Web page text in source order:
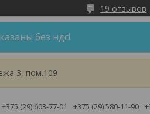
19 отзывов
без ндс!
3, пом.109
+375 (29) 603-77-01 +375 (29) 580-11-90